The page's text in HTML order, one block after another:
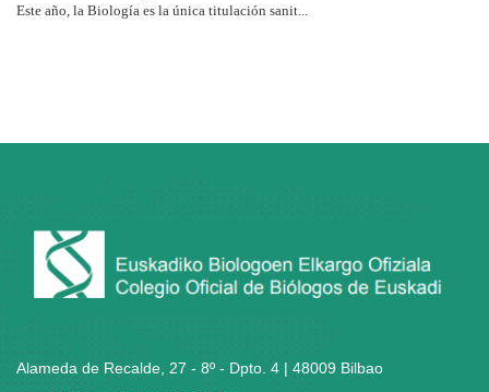
Este año, la Biología es la única titulación sanit...
Alameda de Recalde, 27 - 8º - Dpto. 4 | 48009 Bilbao